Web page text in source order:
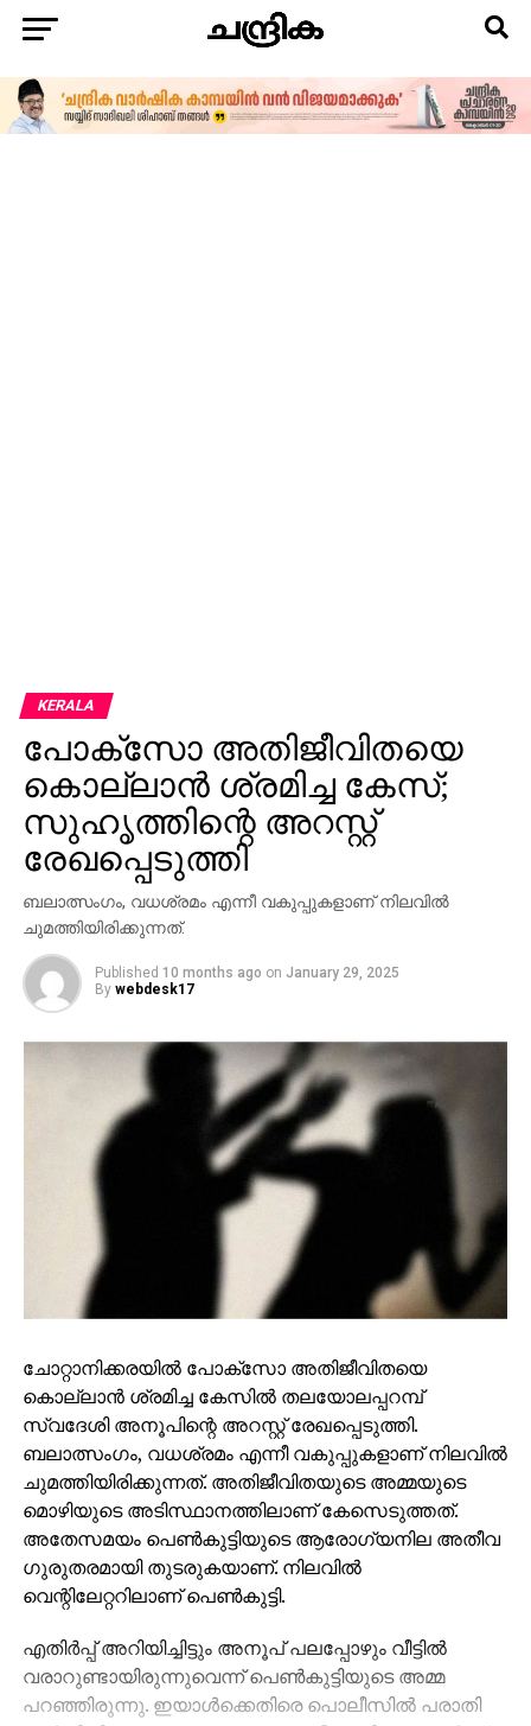
KERALA
പോക്സോ അതിജീവിതയെ
കൊല്ലാന്‍ ശ്രമിച്ച കേസ്;
സുഹൃത്തിന്റെ അറസ്റ്റ്
രേഖപ്പെടുത്തി
ബലാത്സംഗം, വധശ്രമം എന്നീ വകുപ്പുകളാണ് നിലവില്‍
ചുമത്തിയിരിക്കുന്നത്.
Published 10 months ago on January 29, 2025
By webdesk17
ചോറ്റാനിക്കരയില്‍ പോക്സോ അതിജീവിതയെ
കൊല്ലാന്‍ ശ്രമിച്ച കേസില്‍ തലയോലപ്പറമ്പ്
സ്വദേശി അനൂപിന്റെ അറസ്റ്റ് രേഖപ്പെടുത്തി.
ബലാത്സംഗം, വധശ്രമം എന്നീ വകുപ്പുകളാണ് നിലവില്‍
ചുമത്തിയിരിക്കുന്നത്. അതിജീവിതയുടെ അമ്മയുടെ
മൊഴിയുടെ അടിസ്ഥാനത്തിലാണ് കേസെടുത്തത്.
അതേസമയം പെണ്‍കുട്ടിയുടെ ആരോഗ്യനില അതീവ
ഗുരുതരമായി തുടരുകയാണ്. നിലവില്‍
വെന്റിലേറ്ററിലാണ് പെണ്‍കുട്ടി.
എതിര്‍പ്പ് അറിയിച്ചിട്ടും അനൂപ് പലപ്പോഴും വീട്ടില്‍
വരാറുണ്ടായിരുന്നുവെന്ന് പെണ്‍കുട്ടിയുടെ അമ്മ
പറഞ്ഞിരുന്നു. ഇയാള്‍ക്കെതിരെ പൊലീസില്‍ പരാതി